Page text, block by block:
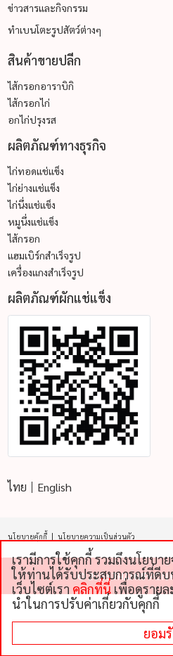
ข่าวสารและกิจกรรม
ทำเบนโตะรูปสัตว์ต่างๆ
สินค้าขายปลีก
ไส้กรอกอาราบิกิ
ไส้กรอกไก่
อกไก่ปรุงรส
ผลิตภัณฑ์ทางธุรกิจ
ไก่ทอดแช่แข็ง
ไก่ย่างแช่แข็ง
ไก่นึ่งแช่แข็ง
หมูนึ่งแช่แข็ง
ไส้กรอก
แฮมเบิร์กสำเร็จรูป
เครื่องแกงสำเร็จรูป
ผลิตภัณฑ์ผักแช่แข็ง
ไทย English
นโยบายคุ้กกี้ นโยบายความเป็นส่วนตัว
©2026 THAI NIPPON
เรามีการใช้คุกกี้ รวมถึงนโยบ
ให้ท่านได้รับประสบการณ์ที่ดีบ
เว็บไซต์เรา คลิกที่นี่ เพื่อดูราย
นําในการปรับค่าเกี่ยวกับคุกกี้
ยอม